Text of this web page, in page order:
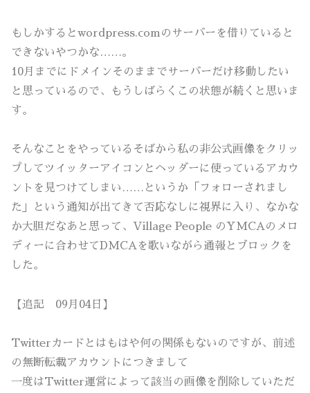
もしかするとwordpress.comのサーバーを借りていると
できないやつかな……。
10月までにドメインそのままでサーバーだけ移動したい
と思っているので、もうしばらくこの状態が続くと思いま
す。
そんなことをやっているそばから私の非公式画像をクリッ
プしてツイッターアイコンとヘッダーに使っているアカウ
ントを見つけてしまい……というか「フォローされまし
た」という通知が出てきて否応なしに視界に入り、なかな
か大胆だなあと思って、Village People のYMCAのメロ
ディーに合わせてDMCAを歌いながら通報とブロックを
した。
【追記 09月04日】
Twitterカードとはもはや何の関係もないのですが、前述
の無断転載アカウントにつきまして
一度はTwitter運営によって該当の画像を削除していただ